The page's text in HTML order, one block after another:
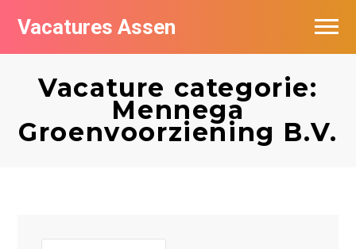
Vacatures Assen
Vacature categorie:
Mennega
Groenvoorziening B.V.
Vacatures per bedrijf
De populairste vacatures in Assen
Nieuwsbrief feed